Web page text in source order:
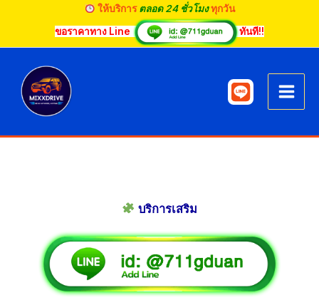
ให้บริการตลอด 24 ชั่วโมงทุกวัน
ขอราคาทาง Line ทันที!!
บริการเสริม